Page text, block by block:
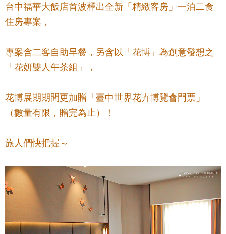
台中福華大飯店首波釋出全新「精緻客房」一泊二食
住房專案，
專案含二客自助早餐，另含以「花博」為創意發想之
「花妍雙人午茶組」，
花博展期期間更加贈「臺中世界花卉博覽會門票」
（數量有限，贈完為止）！
旅人們快把握～